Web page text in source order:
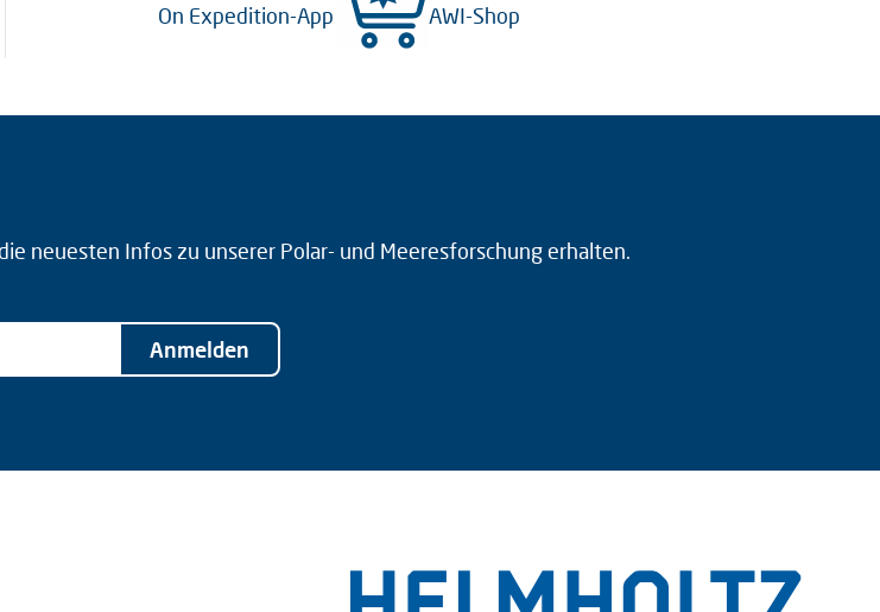
On Expedition-App AWI-Shop
neuesten Infos zu unserer Polar- und Meeresforschung erhalten.
Anmelden